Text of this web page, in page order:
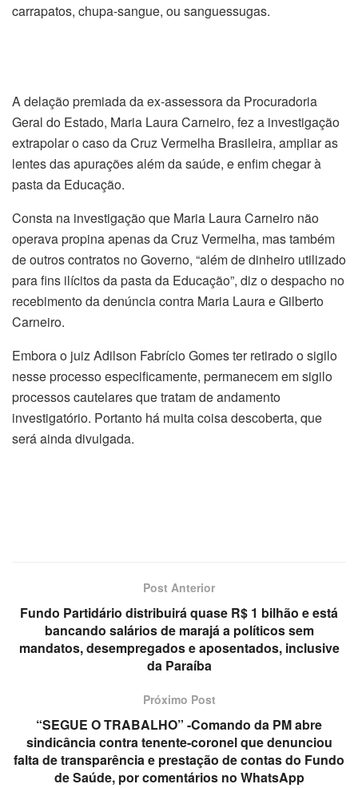
carrapatos, chupa-sangue, ou sanguessugas.
A delação premiada da ex-assessora da Procuradoria
Geral do Estado, Maria Laura Carneiro, fez a investigação
extrapolar o caso da Cruz Vermelha Brasileira, ampliar as
lentes das apurações além da saúde, e enfim chegar à
pasta da Educação.
Consta na investigação que Maria Laura Carneiro não
operava propina apenas da Cruz Vermelha, mas também
de outros contratos no Governo, “além de dinheiro utilizado
para fins ilícitos da pasta da Educação”, diz o despacho no
recebimento da denúncia contra Maria Laura e Gilberto
Carneiro.
Embora o juiz Adilson Fabrício Gomes ter retirado o sigilo
nesse processo especificamente, permanecem em sigilo
processos cautelares que tratam de andamento
investigatório. Portanto há muita coisa descoberta, que
será ainda divulgada.
Post Anterior
Fundo Partidário distribuirá quase R$ 1 bilhão e está
bancando salários de marajá a políticos sem
mandatos, desempregados e aposentados, inclusive
da Paraíba
Próximo Post
“SEGUE O TRABALHO” -Comando da PM abre
sindicância contra tenente-coronel que denunciou
falta de transparência e prestação de contas do Fundo
de Saúde, por comentários no WhatsApp